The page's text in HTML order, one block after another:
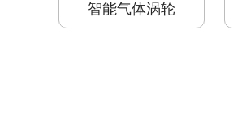
智能气体涡轮